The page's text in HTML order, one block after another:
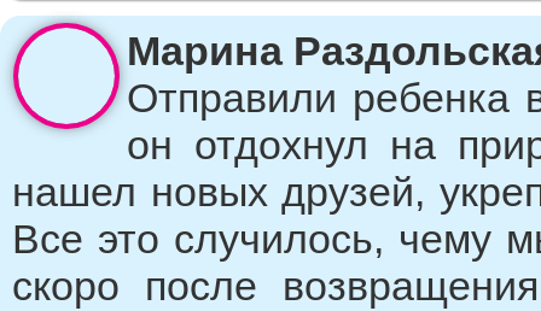
Марина
Отправили ребенка
он отдохнул на
нашел новых друзей,
Все это случилось, чему
скоро после